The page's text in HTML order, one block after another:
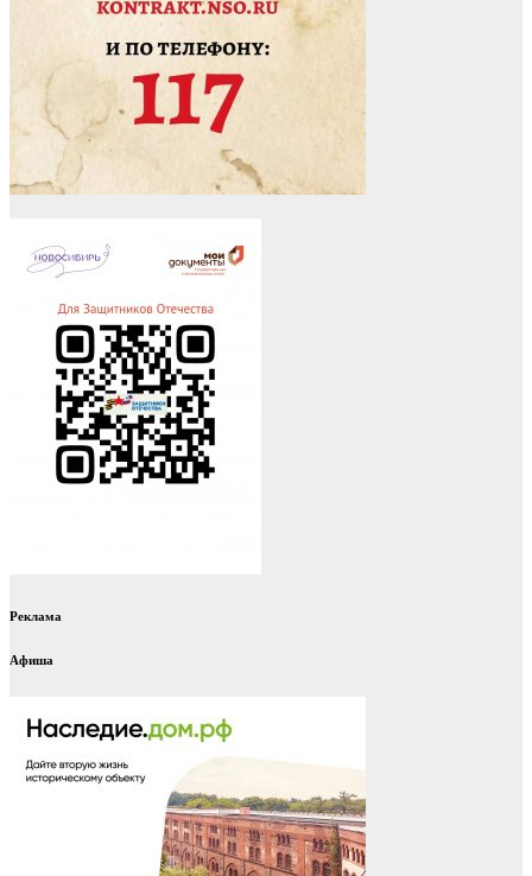
Реклама
Афиша